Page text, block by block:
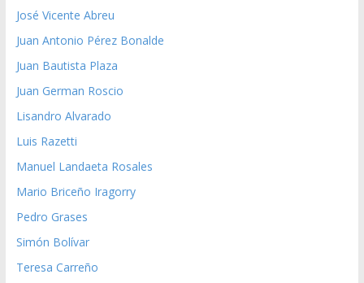
José Vicente Abreu
Juan Antonio Pérez Bonalde
Juan Bautista Plaza
Juan German Roscio
Lisandro Alvarado
Luis Razetti
Manuel Landaeta Rosales
Mario Briceño Iragorry
Pedro Grases
Simón Bolívar
Teresa Carreño